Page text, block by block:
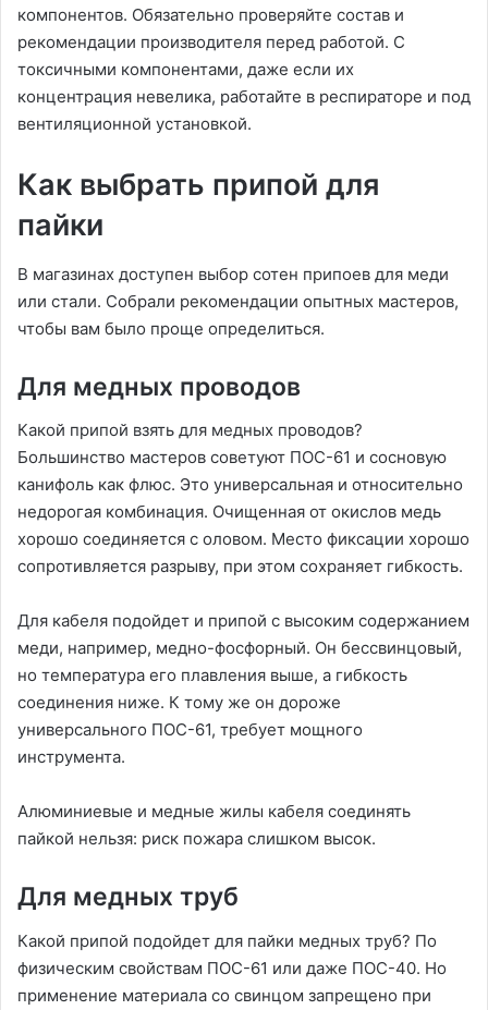
компонентов. Обязательно проверяйте состав и
рекомендации производителя перед работой. С
токсичными компонентами, даже если их
концентрация невелика, работайте в респираторе и под
вентиляционной установкой.
Как выбрать припой для
пайки
В магазинах доступен выбор сотен припоев для меди
или стали. Собрали рекомендации опытных мастеров,
чтобы вам было проще определиться.
Для медных проводов
Какой припой взять для медных проводов?
Большинство мастеров советуют ПОС-61 и сосновую
канифоль как флюс. Это универсальная и относительно
недорогая комбинация. Очищенная от окислов медь
хорошо соединяется с оловом. Место фиксации хорошо
сопротивляется разрыву, при этом сохраняет гибкость.
Для кабеля подойдет и припой с высоким содержанием
меди, например, медно-фосфорный. Он бессвинцовый,
но температура его плавления выше, а гибкость
соединения ниже. К тому же он дороже
универсального ПОС-61, требует мощного
инструмента.
Алюминиевые и медные жилы кабеля соединять
пайкой нельзя: риск пожара слишком высок.
Для медных труб
Какой припой подойдет для пайки медных труб? По
физическим свойствам ПОС-61 или даже ПОС-40. Но
применение материала со свинцом запрещено при